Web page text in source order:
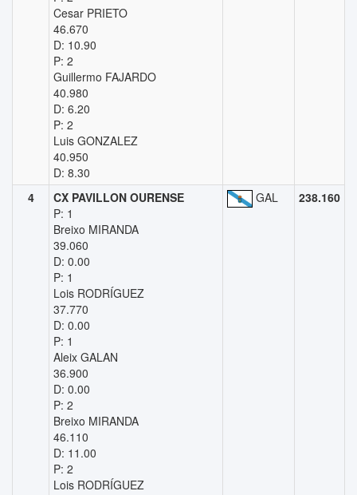
Cesar PRIETO
46.670
D: 10.90
P: 2
Guillermo FAJARDO
40.980
D: 6.20
P: 2
Luis GONZALEZ
40.950
D: 8.30
4
CX PAVILLON OURENSE
P: 1
Breixo MIRANDA
39.060
D: 0.00
P: 1
Lois RODRÍGUEZ
37.770
D: 0.00
P: 1
Aleix GALAN
36.900
D: 0.00
P: 2
Breixo MIRANDA
46.110
D: 11.00
P: 2
Lois RODRÍGUEZ
GAL 238.160